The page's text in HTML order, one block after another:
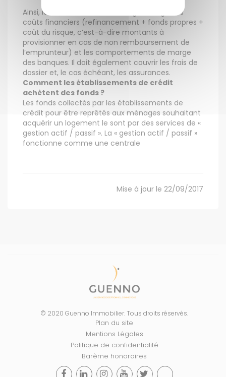
Ainsi, le taux facturé aux ménages intègre les
coûts financiers (refinancement + fonds propres +
coût du risque, c’est-à-dire montants à
provisionner en cas de non remboursement de
l’emprunteur) et les comportements de marge
des banques. Il doit également couvrir les frais de
dossier et, le cas échéant, les assurances.
Comment les établissements de crédit
achètent des fonds ?
Les fonds collectés par les établissements de
crédit pour être reprêtés aux ménages souhaitant
acquérir un logement le sont par des services de «
gestion actif / passif ». La « gestion actif / passif »
fonctionne comme une centrale
Mise à jour le 22/09/2017
© 2020 Guenno Immobilier. Tous droits réservés.
Plan du site
Mentions Légales
Politique de confidentialité
Barème honoraires